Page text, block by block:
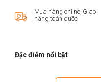
Mua hàng online, Giao
hàng toàn quốc
Đặc điểm nổi bật